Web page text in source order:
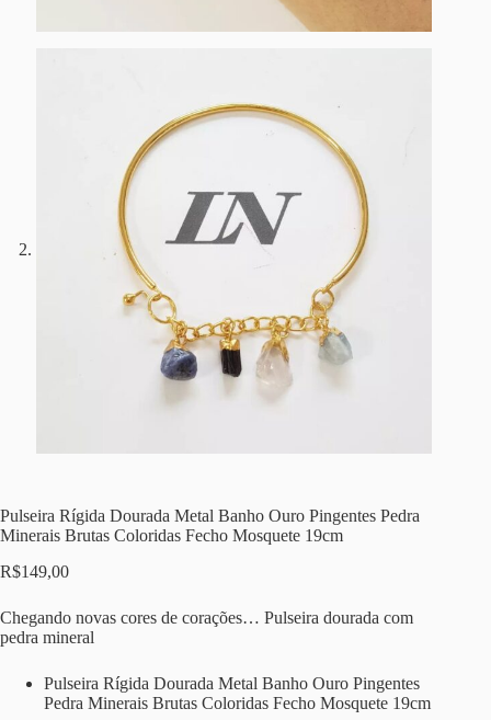
Pulseira Rígida Dourada Metal Banho Ouro Pingentes Pedra
Minerais Brutas Coloridas Fecho Mosquete 19cm
R$149,00
Chegando novas cores de corações… Pulseira dourada com
pedra mineral
Pulseira Rígida Dourada Metal Banho Ouro Pingentes
Pedra Minerais Brutas Coloridas Fecho Mosquete 19cm